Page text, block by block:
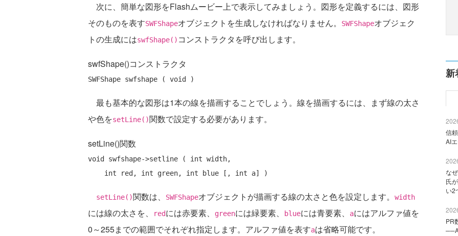
次に、簡単な図形をFlashムービー上で表示してみましょう。図形を定義するには、図形
そのものを表すSWFShapeオブジェクトを生成しなければなりません。 SWFShapeオブジェク
トの生成にはswfShape() コンストラクタを呼び出します。
swfShape()コンストラクタ
最も基本的な図形は1本の線を描画することでしょう。線を描画するには、まず線の太さ
や色をsetLine()関数で設定する必要があります。
setLine()関数
void swfshape->setline ( int width,
setLine()関数は、 SWFShapeオブジェクトが描画する線の太さと色を設定します。 width
には線の太さを、 redには赤要素、 greenには緑要素、 blueには青要素、 aにはアルファ値を
0～255までの範囲でそれぞれ指定します。アルファ値を表すaは省略可能です。
新
信
AI
な
氏
い2
PR